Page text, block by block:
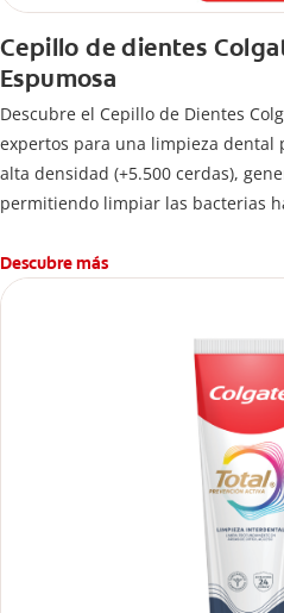
Cepillo de dientes
Espumosa
Descubre el Cepillo de Dientes
expertos para una limpieza dental
alta densidad (+5.500 cerdas),
permitiendo limpiar las bacterias
Descubre más